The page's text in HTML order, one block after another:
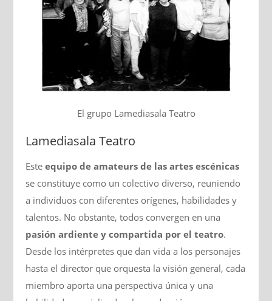
El grupo Lamediasala Teatro
Lamediasala Teatro
Esteequipo de amateurs de las artes escénicas
se constituye como un colectivo diverso, reuniendo
a individuos con diferentes orígenes, habilidades y
talentos. No obstante, todos convergen en una
pasión ardiente y compartida por el teatro.
Desde los intérpretes que dan vida a los personajes
hasta el director que orquesta la visión general, cada
miembro aporta una perspectiva única y una